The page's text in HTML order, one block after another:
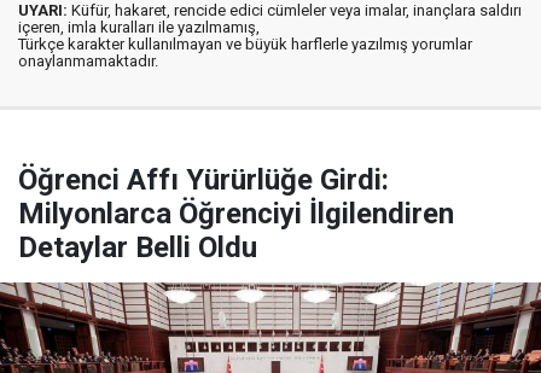
UYARI: Küfür, hakaret, rencide edici cümleler veya imalar, inançlara saldırı
içeren, imla kuralları ile yazılmamış,
Türkçe karakter kullanılmayan ve büyük harflerle yazılmış yorumlar
onaylanmamaktadır.
Öğrenci Affı Yürürlüğe Girdi:
Milyonlarca Öğrenciyi İlgilendiren
Detaylar Belli Oldu